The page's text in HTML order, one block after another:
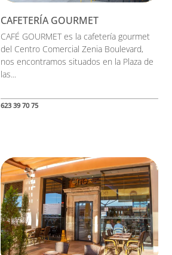
CAFETERÍA GOURMET
CAFÉ GOURMET es la cafetería gourmet
del Centro Comercial Zenia Boulevard,
nos encontramos situados en la Plaza de
las...
623 39 70 75